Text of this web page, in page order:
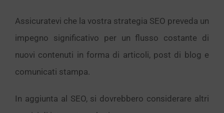
Assicuratevi che la vostra strategia SEO preveda un
impegno significativo per un flusso costante di
nuovi contenuti in forma di articoli, post di blog e
comunicati stampa.
In aggiunta al SEO, si dovrebbero considerare altri